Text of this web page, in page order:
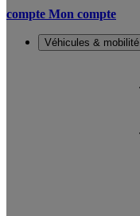
compte Mon compte
Véhicules & mobilité